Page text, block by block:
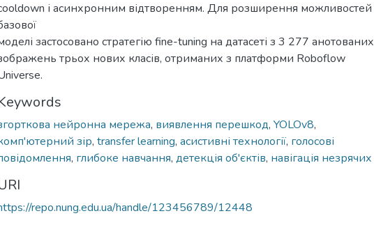
і асинхронним відтворенням. Для розширення можливостей
застосовано стратегію fine-tuning на датасеті з 3 277 анотованих
трьох нових класів, отриманих з платформи Roboflow
нейронна мережа, виявлення перешкод, YOLOv8,
зір, transfer learning, асистивні технології, голосові
, глибоке навчання, детекція об'єктів, навігація незрячих
repo.nung.edu.ua/handle/123456789/12448